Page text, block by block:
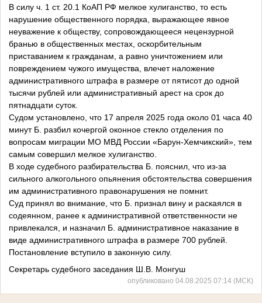
В силу ч. 1 ст. 20.1 КоАП РФ мелкое хулиганство, то есть
нарушение общественного порядка, выражающее явное
неуважение к обществу, сопровождающееся нецензурной
бранью в общественных местах, оскорбительным
приставанием к гражданам, а равно уничтожением или
повреждением чужого имущества, влечет наложение
административного штрафа в размере от пятисот до одной
тысячи рублей или административный арест на срок до
пятнадцати суток.
Судом установлено, что 17 апреля 2025 года около 01 часа 40
минут Б. разбил кочергой оконное стекло отделения по
вопросам миграции МО МВД России «Барун-Хемчикский», тем
самым совершил мелкое хулиганство.
В ходе судебного разбирательства Б. пояснил, что из-за
сильного алкогольного опьянения обстоятельства совершения
им административного правонарушения не помнит.
Суд принял во внимание, что Б. признал вину и раскаялся в
содеянном, ранее к административной ответственности не
привлекался, и назначил Б. административное наказание в
виде административного штрафа в размере 700 рублей.
Постановление вступило в законную силу.
Секретарь судебного заседания Ш.В. Монгуш
опубликовано 04.08.2025 07:14 (МСК)